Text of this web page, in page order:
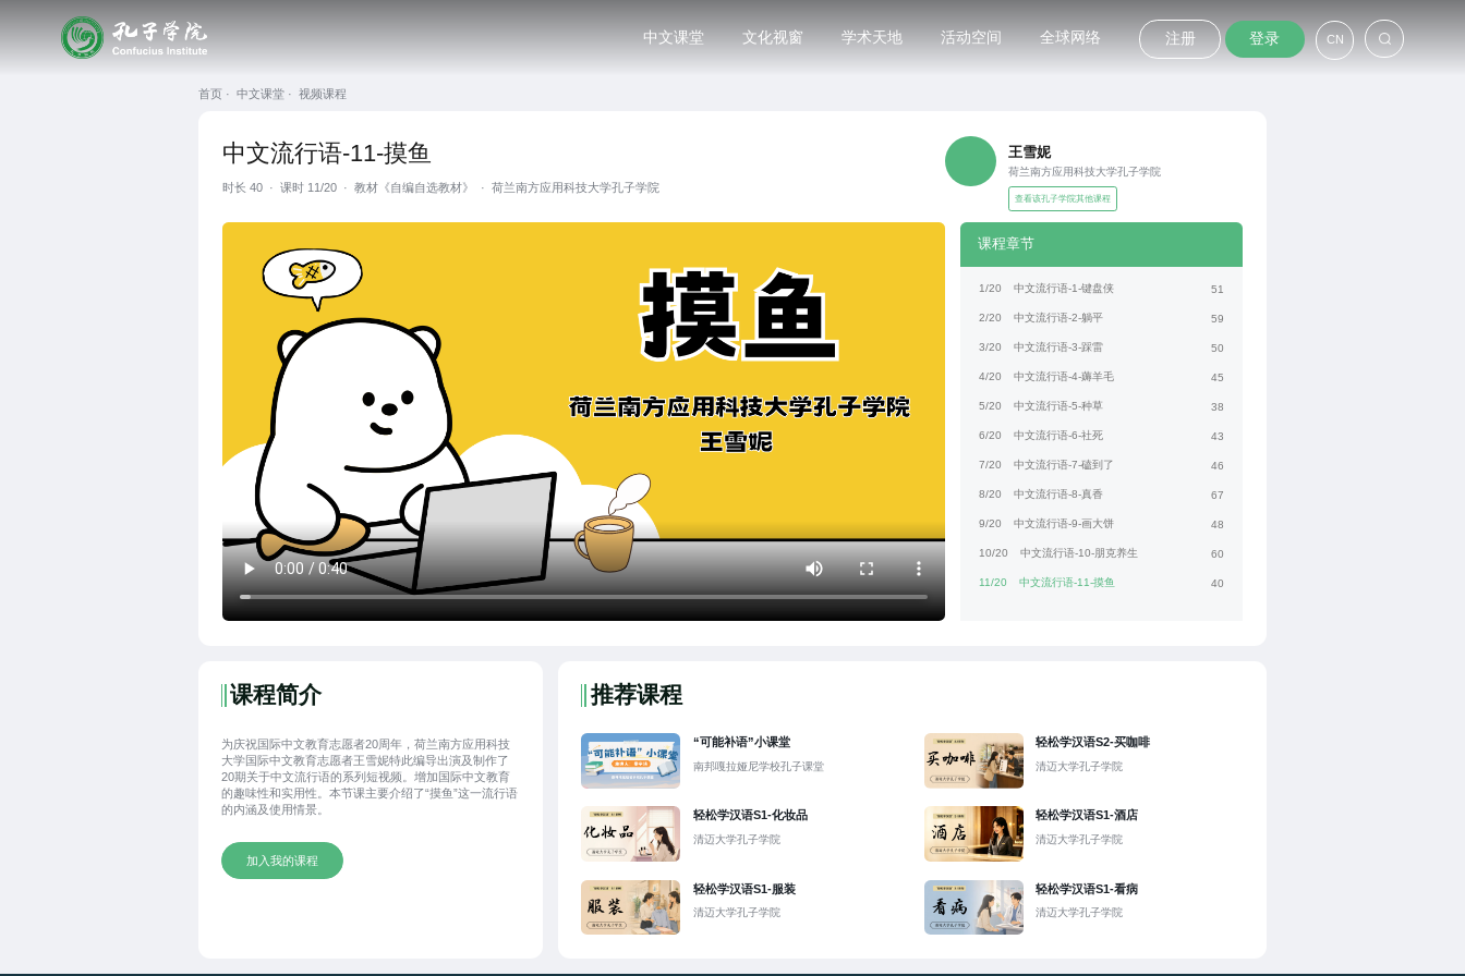
中文课堂 文化视窗 学术天地 活动空间 全球网络 注册 登录 CN
首页 · 中文课堂 · 视频课程
中文流行语-11-摸鱼
时长40 · 课时 11/20 · 教材《自编自选教材》 · 荷兰南方应用科技大学孔子学院
王雪妮
荷兰南方应用科技大学孔子学院
查看该孔子学院其他课程
课程章节
1/20 中文流行语-1-键盘侠 51
2/20 中文流行语-2-躺平 59
3/20 中文流行语-3-踩雷 50
4/20 中文流行语-4-薅羊毛 45
5/20 中文流行语-5-种草 38
6/20 中文流行语-6-社死 43
7/20 中文流行语-7-磕到了 46
8/20 中文流行语-8-真香 67
9/20 中文流行语-9-画大饼 48
10/20 中文流行语-10-朋克养生 60
11/20 中文流行语-11-摸鱼 40
课程简介
为庆祝国际中文教育志愿者20周年，荷兰南方应用科技
大学国际中文教育志愿者王雪妮特此编导出演及制作了
20期关于中文流行语的系列短视频。增加国际中文教育
的趣味性和实用性。本节课主要介绍了“摸鱼”这一流行语
的内涵及使用情景。
加入我的课程
推荐课程
“可能补语”小课堂
南邦嘎拉娅尼学校孔子课堂
轻松学汉语S2-买咖啡
清迈大学孔子学院
轻松学汉语S1-化妆品
清迈大学孔子学院
轻松学汉语S1-酒店
清迈大学孔子学院
轻松学汉语S1-服装
清迈大学孔子学院
轻松学汉语S1-看病
清迈大学孔子学院